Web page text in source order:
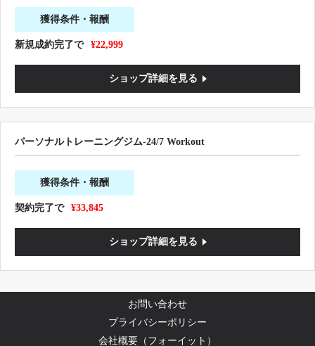
獲得条件・報酬
新規成約完了で ¥22,999
ショップ詳細を見る
パーソナルトレーニングジム-24/7 Workout
獲得条件・報酬
契約完了で ¥33,845
ショップ詳細を見る
お問い合わせ
プライバシーポリシー
会社概要（フォーイット）